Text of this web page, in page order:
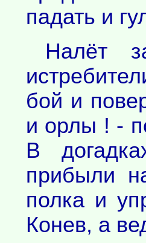
падать и
Налёт
бой и
и орлы ! -
В
прибыли
полка и
Конев, а